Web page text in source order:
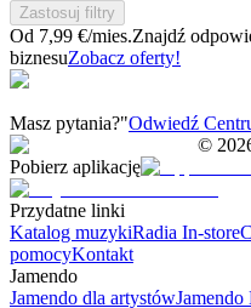
Zastosuj filtry
Od 7,99 €/mies.Znajdź
biznesuZobacz oferty!
Masz pytania?"Odwiedź
©
Pobierz aplikację
Przydatne linki
Katalog muzykiRadia In-store
pomocyKontakt
Jamendo
Jamendo dla artystówJamendo